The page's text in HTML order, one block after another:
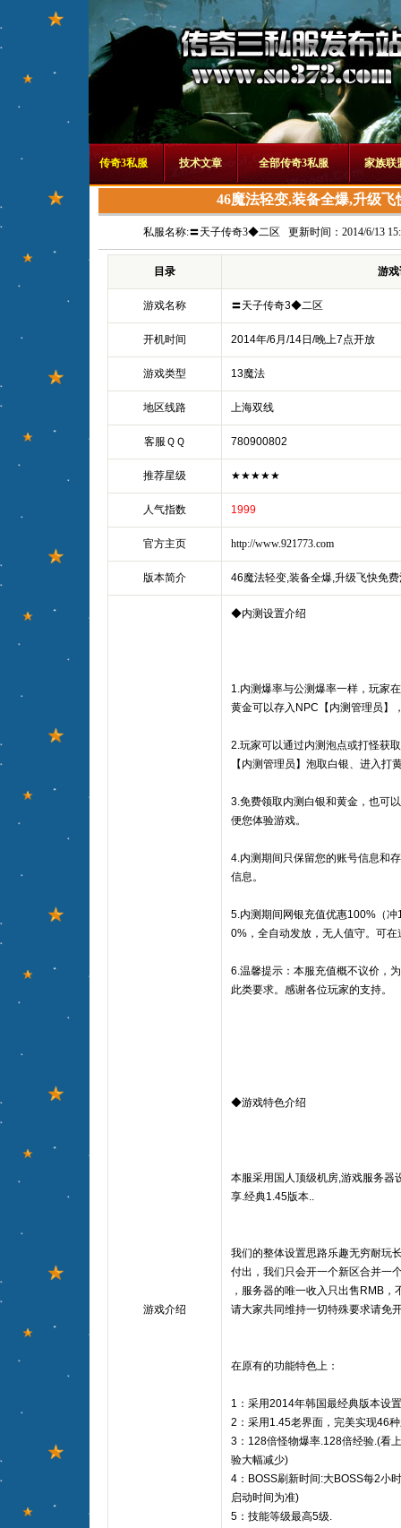
传奇3私服 技术文章 全部传奇3私服 家族联
46魔法轻变,装备全爆,升级飞
私服名称:〓天子传奇3◆二区 更新时间：2014/6/13
目录 游
游戏名称 〓天子传奇3◆二区
开机时间 2014年/6月/14日/晚上7点开放
游戏类型 13魔法
地区线路 上海双线
客服ＱＱ 780900802
推荐星级 ★★★★★
人气指数 1999
官方主页 http://www.921773.com
版本简介 46魔法轻变,装备全爆,升级飞快免费
游戏介绍
◆内测设置介绍
1.内测爆率与公测爆率一样，玩家
黄金可以存入NPC【内测管理员】
2.玩家可以通过内测泡点或打怪获
【内测管理员】泡取白银、进入打
3.免费领取内测白银和黄金，也可
便您体验游戏。
4.内测期间只保留您的账号信息和
信息。
5.内测期间网银充值优惠100%（
0%，全自动发放，无人值守。可
6.温馨提示：本服充值概不议价，
此类要求。感谢各位玩家的支持。
◆游戏特色介绍
本服采用国人顶级机房,游戏服务器
享.经典1.45版本..
我们的整体设置思路乐趣无穷耐玩
付出，我们只会开一个新区合并一
，服务器的唯一收入只出售RMB
请大家共同维持一切特殊要求请免
在原有的功能特色上：
1：采用2014年韩国最经典版本设置
2：采用1.45老界面，完美实现46
3：128倍怪物爆率.128倍经验.(看
验大幅减少)
4：BOSS刷新时间:大BOSS每2小
启动时间为准)
5：技能等级最高5级.